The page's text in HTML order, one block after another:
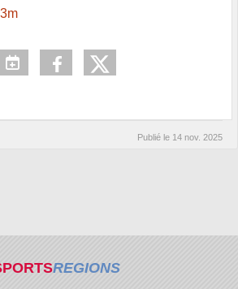
Publié le 14 nov. 2025
REGIONS